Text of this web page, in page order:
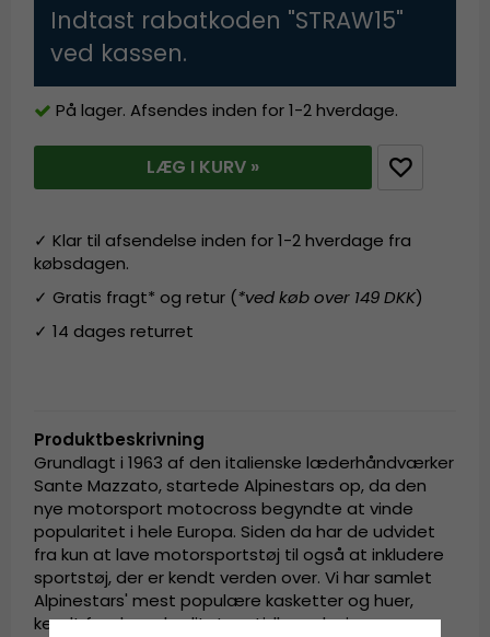
Indtast rabatkoden "STRAW15"
ved kassen.
På lager. Afsendes inden for 1-2 hverdage.
LÆG I KURV »
✓ Klar til afsendelse inden for 1-2 hverdage fra
købsdagen.
✓ Gratis fragt* og retur (*ved køb over 149 DKK)
✓ 14 dages returret
Produktbeskrivning
Grundlagt i 1963 af den italienske læderhåndværker
Sante Mazzato, startede Alpinestars op, da den
nye motorsport motocross begyndte at vinde
popularitet i hele Europa. Siden da har de udvidet
fra kun at lave motorsportstøj til også at inkludere
sportstøj, der er kendt verden over. Vi har samlet
Alpinestars' mest populære kasketter og huer,
kendt for deres kvalitet og tidløse design.